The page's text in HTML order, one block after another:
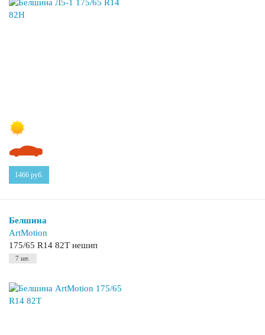
1466 руб.
Белшина
ArtMotion
175/65 R14 82T нешип
7 шт.